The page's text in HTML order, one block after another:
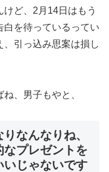
ど、2月14日はもう
白を待っているってい
、引っ込み思案は損し
、男子もやと、
なんなりね、
なプレゼントを
いじゃないです